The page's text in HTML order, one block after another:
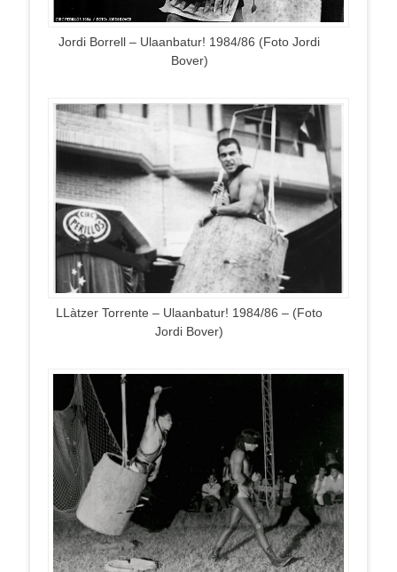
Jordi Borrell – Ulaanbatur! 1984/86 (Foto Jordi
Bover)
LLàtzer Torrente – Ulaanbatur! 1984/86 – (Foto
Jordi Bover)